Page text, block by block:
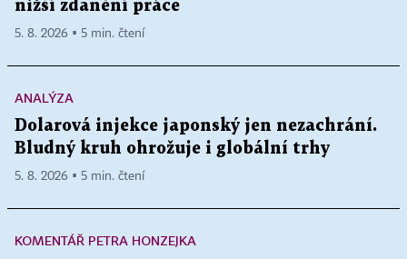
nižší zdanění práce
5. 8. 2026 ▪ 5 min. čtení
ANALÝZA
Dolarová injekce japonský jen nezachrání.
Bludný kruh ohrožuje i globální trhy
5. 8. 2026 ▪ 5 min. čtení
KOMENTÁŘ PETRA HONZEJKA